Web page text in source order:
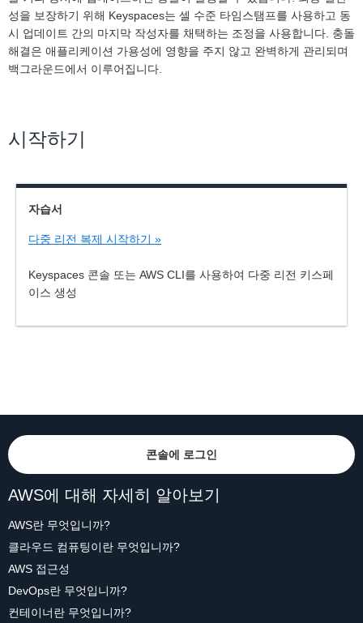
성을 보장하기 위해 Keyspaces는 셀 수준 타임스탬프를 사용하고 동
시 업데이트 간의 마지막 작성자를 채택하는 조정을 사용합니다. 충돌
해결은 애플리케이션 가용성에 영향을 주지 않고 완벽하게 관리되며
백그라운드에서 이루어집니다.
시작하기
자습서
다중 리전 복제 시작하기 »
Keyspaces 콘솔 또는 AWS CLI를 사용하여 다중 리전 키스페
이스 생성
콘솔에 로그인
AWS에 대해 자세히 알아보기
AWS란 무엇입니까?
클라우드 컴퓨팅이란 무엇입니까?
AWS 접근성
DevOps란 무엇입니까?
컨테이너란 무엇입니까?